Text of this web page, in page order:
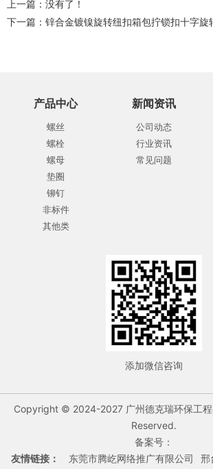
上一篇：没有了！
下一篇： 锌合金镀镍旋转纽扣箱包拧锁扣十字旋
产品中心
螺丝
螺栓
螺母
垫圈
铆钉
非标件
其他类
新闻资讯
公司动态
行业资讯
常见问题
添加微信咨询
Copyright © 2024-2027 广州德克瑞环保工
Reserved.
备案号：
友情链接：
东莞市腾屹网络推广有限公司
邢